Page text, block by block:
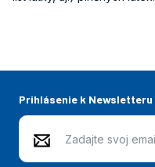
Prihlásenie k Newsletteru